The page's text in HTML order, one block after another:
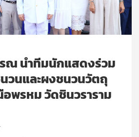
ณ นำทีมนักแสดงร่วม
วนและผงชนวนวัตถุ
พรหม วัดชินวราราม